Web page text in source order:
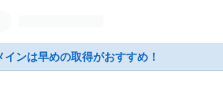
インは早めの取得がおすすめ！